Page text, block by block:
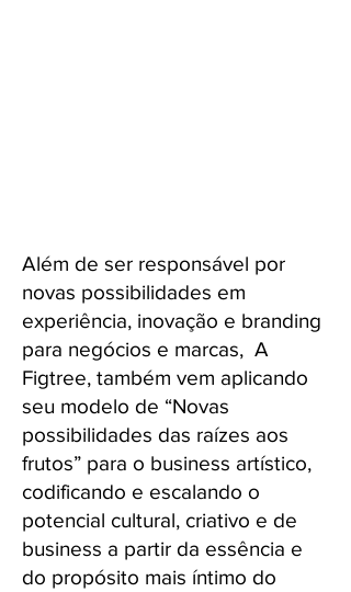
Além de ser responsável por
novas possibilidades em
experiência, inovação e branding
para negócios e marcas, A
Figtree, também vem aplicando
seu modelo de “Novas
possibilidades das raízes aos
frutos” para o business artístico,
codificando e escalando o
potencial cultural, criativo e de
business a partir da essência e
do propósito mais íntimo do